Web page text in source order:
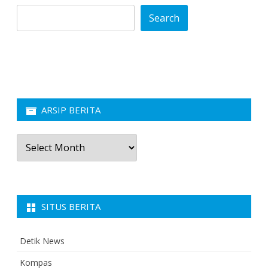
Search
ARSIP BERITA
Arsip
Berita
SITUS BERITA
Detik News
Kompas